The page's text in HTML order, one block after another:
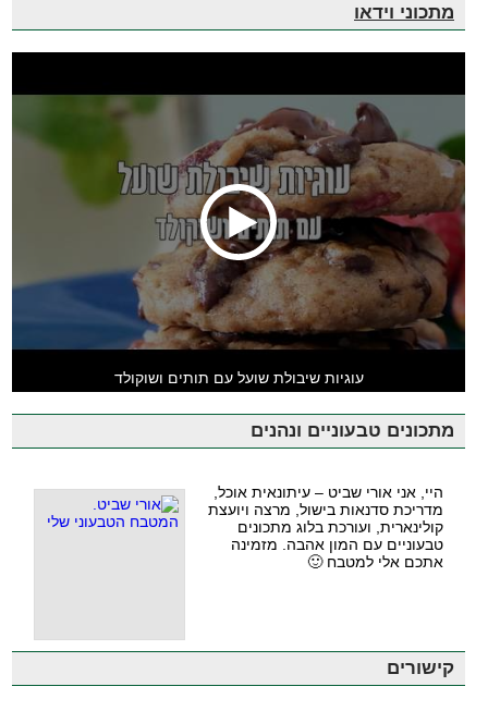
מתכוני וידאו
עוגיות שיבולת שועל עם תותים ושוקולד
מתכונים טבעוניים ונהנים
היי, אני אורי שביט – עיתונאית אוכל,
מדריכת סדנאות בישול, מרצה ויועצת
קולינארית, ועורכת בלוג מתכונים
טבעוניים עם המון אהבה. מזמינה
אתכם אלי למטבח 🙂
קישורים